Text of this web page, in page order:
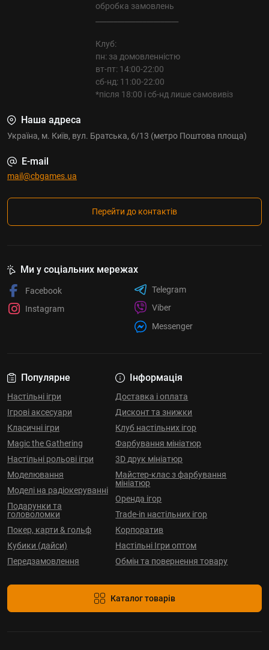
обробка замовлень
Клуб:
пн: за домовленністю
вт-пт: 14:00-22:00
сб-нд: 11:00-22:00
*після 18:00 і сб-нд лише самовивіз
Наша адреса
Україна, м. Київ, вул. Братська, 6/13 (метро Поштова площа)
E-mail
mail@cbgames.ua
Перейти до контактів
Популярне
Настільні ігри
Ігрові аксесуари
Класичні ігри
Magic the Gathering
Настільні рольові ігри
Моделювання
Моделі на радіокеруванні
Подарунки та
головоломки
Покер, карти & гольф
Кубики (дайси)
Передзамовлення
Інформація
Доставка і оплата
Дисконт та знижки
Клуб настільних ігор
Фарбування мініатюр
3D друк мініатюр
Майстер-клас з фарбування
мініатюр
Оренда ігор
Trade-in настільних ігор
Корпоратив
Настільні Ігри оптом
Обмін та повернення товару
Каталог товарів
Ми у соціальних мережах
Facebook
Instagram
Telegram
Viber
Messenger